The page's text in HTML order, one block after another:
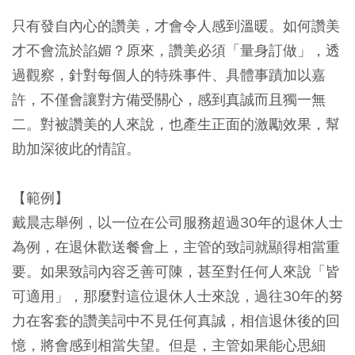
只有發自內心的讚美，才會令人感到溫暖。如何讚美
才不會流於諂媚？原來，讚美必須「量身訂做」，透
過觀察，針對每個人的特殊事件、具體事蹟加以嘉
許，不僅會讓對方備受關心，感到真誠而且獨一無
二。對被讚美的人來說，也產生正面的激勵效果，幫
助加深彼此的情誼。
【範例】
戴晨志舉例，以一位在公司服務超過30年的退休人士
為例，在退休歡送餐會上，主管的致詞就顯得相當重
要。如果致詞內容乏善可陳，甚至對任何人來說「皆
可適用」，那麼對這位退休人士來說，過往30年的努
力在客套的讚美詞中不見任何真誠，相信退休後的回
憶，將會感到相當失望。但是，主管如果能心思細